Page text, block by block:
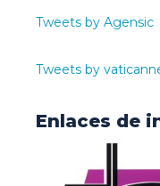
Tweets by Agensic
Tweets by
Enlaces de